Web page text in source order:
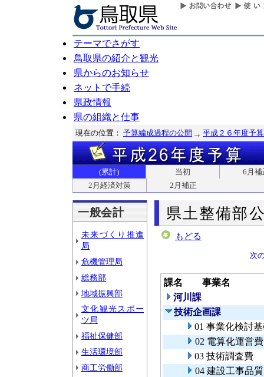
テーマでさがす
鳥取県の紹介と観光
県からのお知らせ
ネットで手続
県政情報
県の組織と仕事
現在の位置： 予算編成過程の公開 平成２６年度予算
(累計) 当初
6月補
2月経済対策
2月補正
一般会計
未来づくり推進
局
危機管理局
総務部
地域振興部
文化観光スポー
ツ局
福祉保健部
生活環境部
商工労働部
県土整備部
もどる
次
課名
事業名
河川課
技術企画課
01 事業化検討
02 電算化運営費
03 技術調査費
04 建設工事品